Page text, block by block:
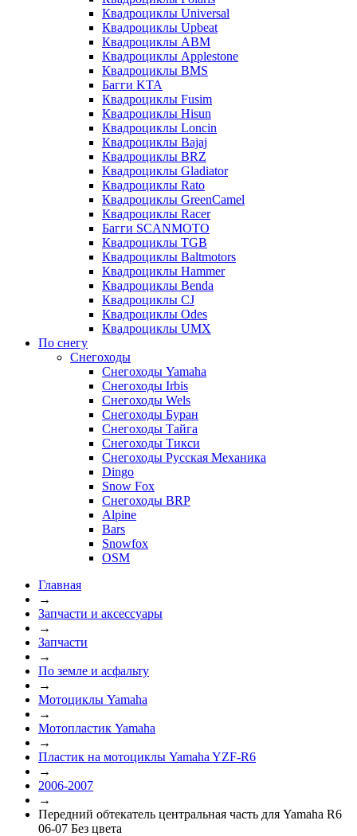
Квадроциклы Universal
Квадроциклы Upbeat
Квадроциклы ABM
Квадроциклы Applestone
Квадроциклы BMS
Багги KTA
Квадроциклы Fusim
Квадроциклы Hisun
Квадроциклы Loncin
Квадроциклы Bajaj
Квадроциклы BRZ
Квадроциклы Gladiator
Квадроциклы Rato
Квадроциклы GreenCamel
Квадроциклы Racer
Багги SCANMOTO
Квадроциклы TGB
Квадроциклы Baltmotors
Квадроциклы Hammer
Квадроциклы Benda
Квадроциклы CJ
Квадроциклы Odes
Квадроциклы UMX
По снегу
Снегоходы
Снегоходы Yamaha
Снегоходы Irbis
Снегоходы Wels
Снегоходы Буран
Снегоходы Тайга
Снегоходы Тикси
Снегоходы Русская Механика
Dingo
Snow Fox
Снегоходы BRP
Alpine
Bars
Snowfox
OSM
Главная
→
Запчасти и аксессуары
→
Запчасти
→
По земле и асфальту
→
Мотоциклы Yamaha
→
Мотопластик Yamaha
→
Пластик на мотоциклы Yamaha YZF-R6
→
2006-2007
→
Передний обтекатель центральная часть для Yamaha R6
06-07 Без цвета